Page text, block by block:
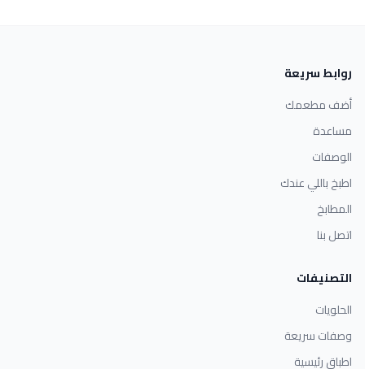
روابط سريعة
أضف مطعمك
مساعدة
الوصفات
اطبخ باللي عندك
المطابخ
اتصل بنا
التصنيفات
الحلويات
وصفات سريعة
اطباق رئيسية